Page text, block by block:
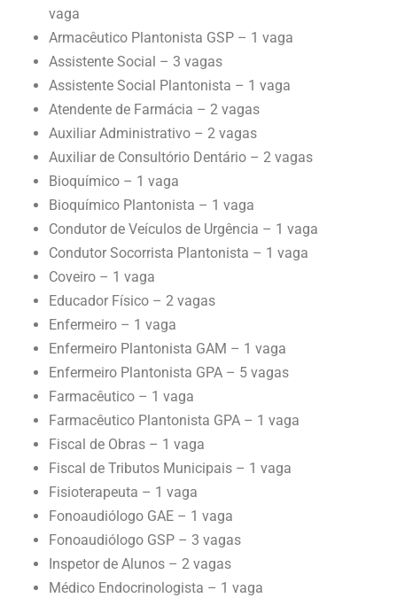
vaga
Armacêutico Plantonista GSP – 1 vaga
Assistente Social – 3 vagas
Assistente Social Plantonista – 1 vaga
Atendente de Farmácia – 2 vagas
Auxiliar Administrativo – 2 vagas
Auxiliar de Consultório Dentário – 2 vagas
Bioquímico – 1 vaga
Bioquímico Plantonista – 1 vaga
Condutor de Veículos de Urgência – 1 vaga
Condutor Socorrista Plantonista – 1 vaga
Coveiro – 1 vaga
Educador Físico – 2 vagas
Enfermeiro – 1 vaga
Enfermeiro Plantonista GAM – 1 vaga
Enfermeiro Plantonista GPA – 5 vagas
Farmacêutico – 1 vaga
Farmacêutico Plantonista GPA – 1 vaga
Fiscal de Obras – 1 vaga
Fiscal de Tributos Municipais – 1 vaga
Fisioterapeuta – 1 vaga
Fonoaudiólogo GAE – 1 vaga
Fonoaudiólogo GSP – 3 vagas
Inspetor de Alunos – 2 vagas
Médico Endocrinologista – 1 vaga